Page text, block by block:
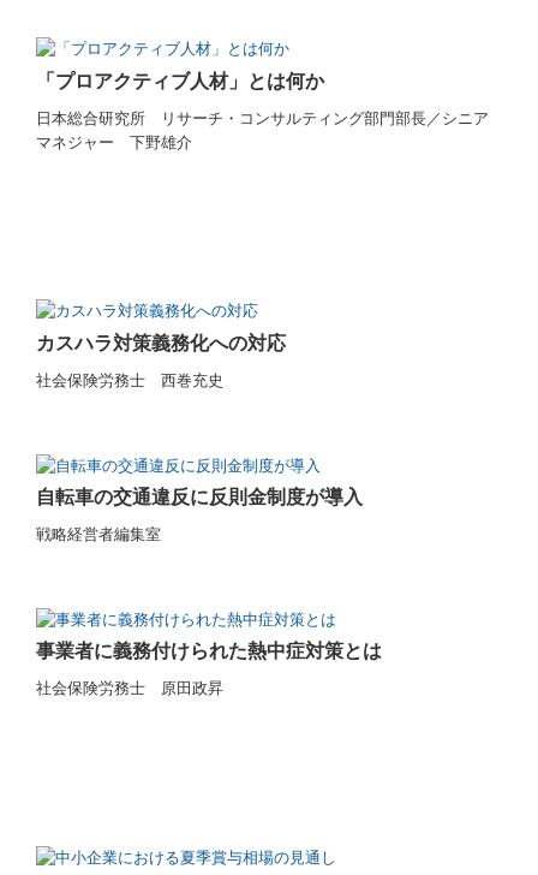
「プロアクティブ人材」とは何か
日本総合研究所 リサーチ・コンサルティング部門部長／シニア
マネジャー 下野雄介
カスハラ対策義務化への対応
社会保険労務士 西巻充史
自転車の交通違反に反則金制度が導入
戦略経営者編集室
事業者に義務付けられた熱中症対策とは
社会保険労務士 原田政昇